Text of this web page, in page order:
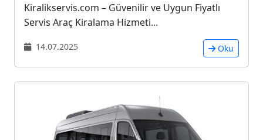
Kiralikservis.com – Güvenilir ve Uygun Fiyatlı
Servis Araç Kiralama Hizmeti...
14.07.2025 Oku